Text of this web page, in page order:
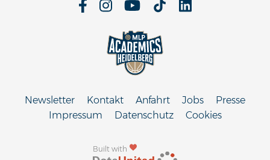
Built with
Newsletter Kontakt Anfahrt Jobs
Presse
Impressum
Datenschutz Cookies